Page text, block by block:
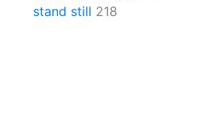
stand still 218